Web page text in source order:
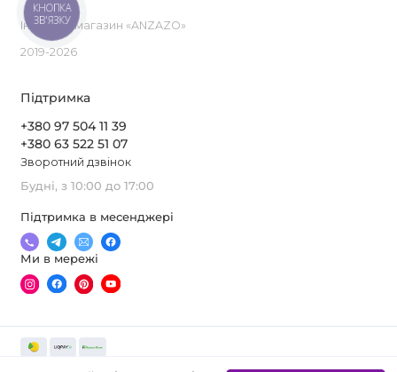
Інтернет-магазин «ANZAZO»
2019-2026
Підтримка
+380 97 504 11 39
+380 63 522 51 07
Зворотний дзвінок
Будні, з 10:00 до 17:00
Підтримка в месенджері
Ми в мережі
КНОПКА
ЗВ'ЯЗКУ